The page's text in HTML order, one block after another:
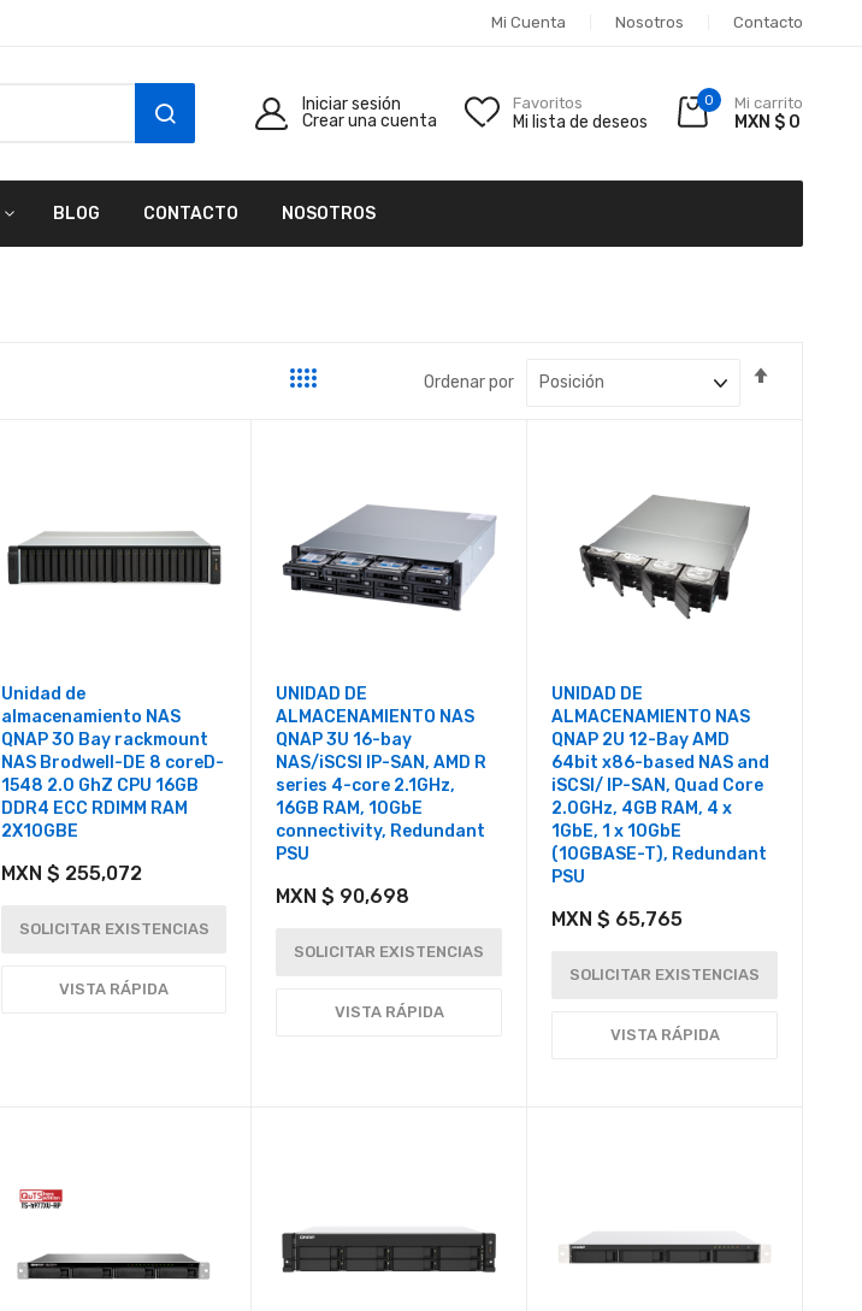
Mi Cuenta Nosotros Contacto
SEARCH
Iniciar sesión
Crear una cuenta
Favoritos
Mi lista de deseos
0 Mi carrito
MXN $ 0
BLOG CONTACTO NOSOTROS
Ordenar por
Unidad de
almacenamiento NAS
QNAP 30 Bay rackmount
NAS Brodwell-DE 8 coreD-
1548 2.0 GhZ CPU 16GB
DDR4 ECC RDIMM RAM
2X10GBE
MXN $ 255,072
SOLICITAR EXISTENCIAS
VISTA RÁPIDA
UNIDAD DE
ALMACENAMIENTO NAS
QNAP 3U 16-bay
NAS/iSCSI IP-SAN, AMD R
series 4-core 2.1GHz,
16GB RAM, 10GbE
connectivity, Redundant
PSU
MXN $ 90,698
SOLICITAR EXISTENCIAS
VISTA RÁPIDA
UNIDAD DE
ALMACENAMIENTO NAS
QNAP 2U 12-Bay AMD
64bit x86-based NAS and
iSCSI/ IP-SAN, Quad Core
2.0GHz, 4GB RAM, 4 x
1GbE, 1 x 10GbE
(10GBASE-T), Redundant
PSU
MXN $ 65,765
SOLICITAR EXISTENCIAS
VISTA RÁPIDA